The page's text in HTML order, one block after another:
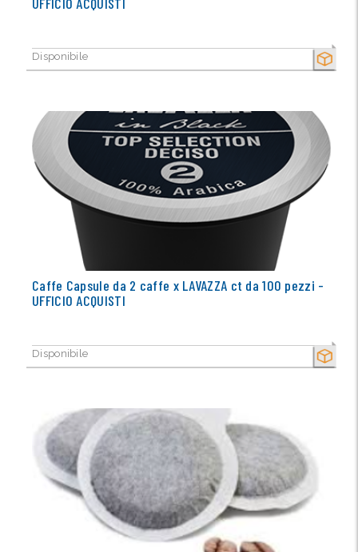
SECCO
Disponibile
SECCO
Caffe Capsule da 2 caffe x LAVAZZA ct da 100 pezzi -
UFFICIO ACQUISTI
Disponibile